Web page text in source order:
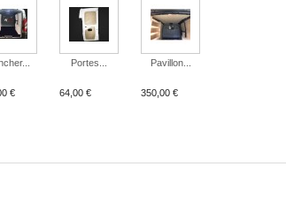
€
Portes...
64,00 €
Pavillon...
350,00 €